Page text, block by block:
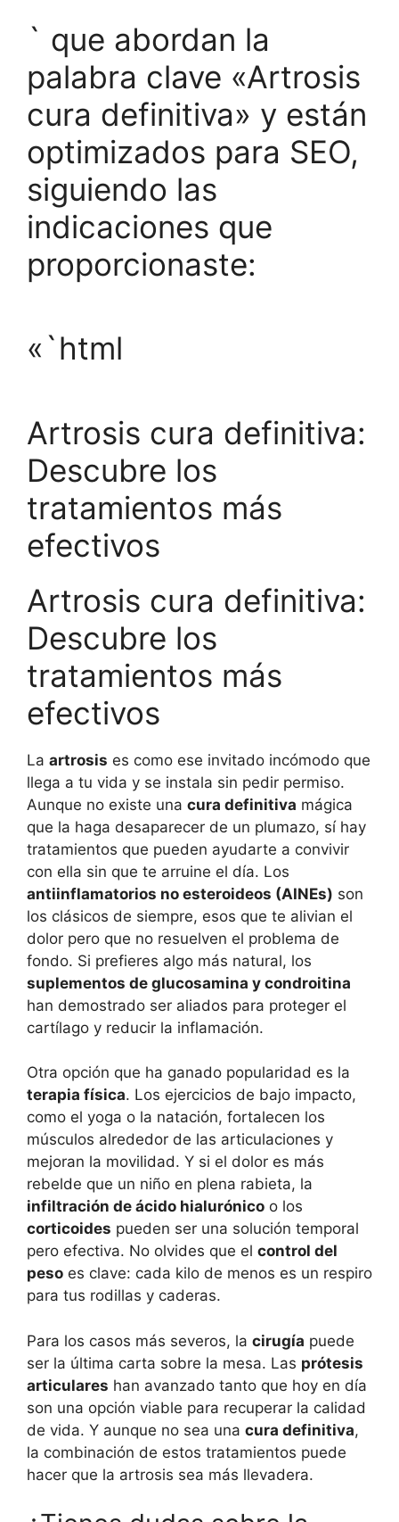
` que abordan la
palabra clave «Artrosis
cura definitiva» y están
optimizados para SEO,
siguiendo las
indicaciones que
proporcionaste:
«`html
Artrosis cura definitiva:
Descubre los
tratamientos más
efectivos
Artrosis cura definitiva:
Descubre los
tratamientos más
efectivos
La artrosis es como ese invitado incómodo que
llega a tu vida y se instala sin pedir permiso.
Aunque no existe una cura definitiva mágica
que la haga desaparecer de un plumazo, sí hay
tratamientos que pueden ayudarte a convivir
con ella sin que te arruine el día. Los
antiinflamatorios no esteroideos (AINEs) son
los clásicos de siempre, esos que te alivian el
dolor pero que no resuelven el problema de
fondo. Si prefieres algo más natural, los
suplementos de glucosamina y condroitina
han demostrado ser aliados para proteger el
cartílago y reducir la inflamación.
Otra opción que ha ganado popularidad es la
terapia física. Los ejercicios de bajo impacto,
como el yoga o la natación, fortalecen los
músculos alrededor de las articulaciones y
mejoran la movilidad. Y si el dolor es más
rebelde que un niño en plena rabieta, la
infiltración de ácido hialurónico o los
corticoides pueden ser una solución temporal
pero efectiva. No olvides que el control del
peso es clave: cada kilo de menos es un respiro
para tus rodillas y caderas.
Para los casos más severos, la cirugía puede
ser la última carta sobre la mesa. Las prótesis
articulares han avanzado tanto que hoy en día
son una opción viable para recuperar la calidad
de vida. Y aunque no sea una cura definitiva,
la combinación de estos tratamientos puede
hacer que la artrosis sea más llevadera.